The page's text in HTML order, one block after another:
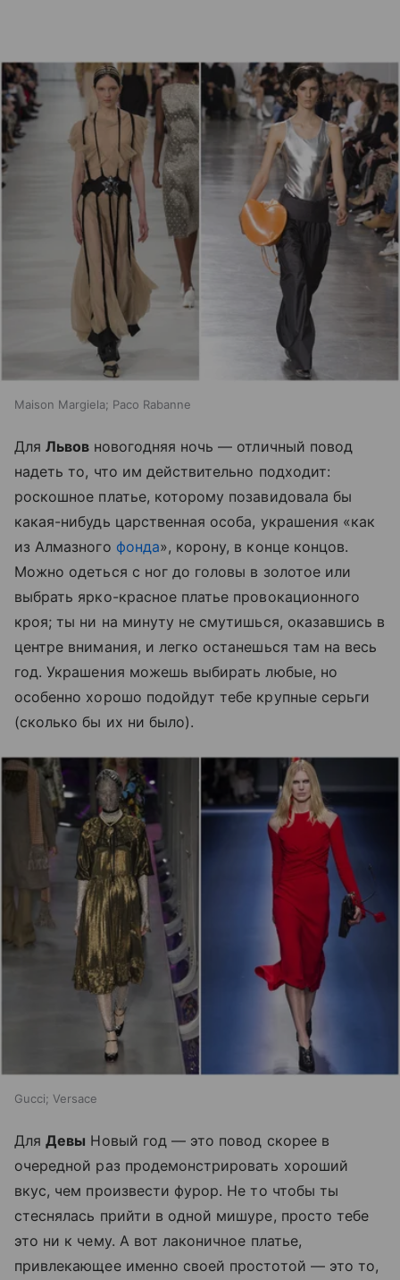
Maison Margiela; Paco Rabanne
ДляЛьвов новогодняя ночь — отличный повод
надеть то, что им действительно подходит:
роскошное платье, которому позавидовала бы
какая-нибудь царственная особа, украшения «как
из Алмазного фонда», корону, в конце концов.
Можно одеться с ног до головы в золотое или
выбрать ярко-красное платье провокационного
кроя; ты ни на минуту не смутишься, оказавшись в
центре внимания, и легко останешься там на весь
год. Украшения можешь выбирать любые, но
особенно хорошо подойдут тебе крупные серьги
(сколько бы их ни было).
Gucci; Versace
ДляДевы Новый год — это повод скорее в
очередной раз продемонстрировать хороший
вкус, чем произвести фурор. Не то чтобы ты
стеснялась прийти в одной мишуре, просто тебе
это ни к чему. А вот лаконичное платье,
привлекающее именно своей простотой — это то,